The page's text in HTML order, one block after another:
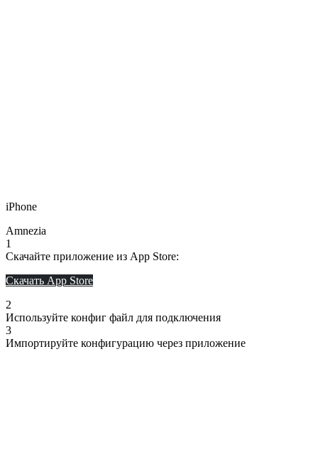
iPhone
Amnezia
1
Скачайте приложение из App Store:
Скачать App Store
2
Используйте конфиг файл для подключения
3
Импортируйте конфигурацию через приложение